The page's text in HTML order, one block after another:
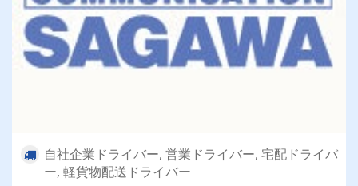
自社企業ドライバー, 営業ドライバー, 宅配ドライバ
ー, 軽貨物配送ドライバー